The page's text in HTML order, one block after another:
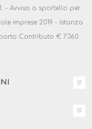
- Avviso a sportello per
imprese 2019 - Istanza
Contributo € 7.360